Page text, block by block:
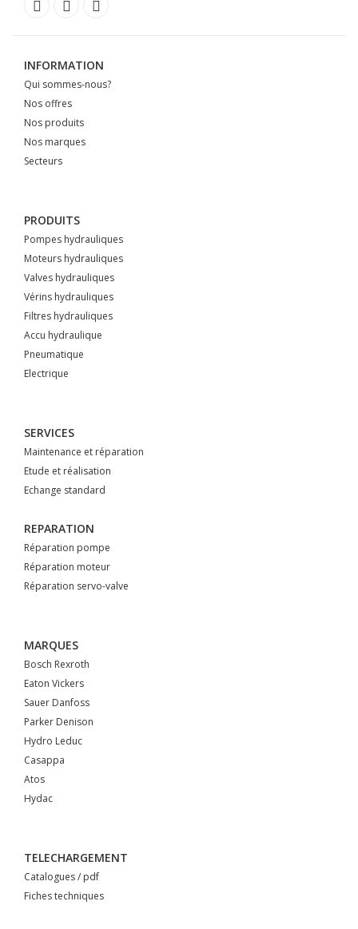
INFORMATION
Qui sommes-nous?
Nos offres
Nos produits
Nos marques
Secteurs
PRODUITS
Pompes hydrauliques
Moteurs hydrauliques
Valves hydrauliques
Vérins hydrauliques
Filtres hydrauliques
Accu hydraulique
Pneumatique
Electrique
SERVICES
Maintenance et réparation
Etude et réalisation
Echange standard
REPARATION
Réparation pompe
Réparation moteur
Réparation servo-valve
MARQUES
Bosch Rexroth
Eaton Vickers
Sauer Danfoss
Parker Denison
Hydro Leduc
Casappa
Atos
Hydac
TELECHARGEMENT
Catalogues / pdf
Fiches techniques